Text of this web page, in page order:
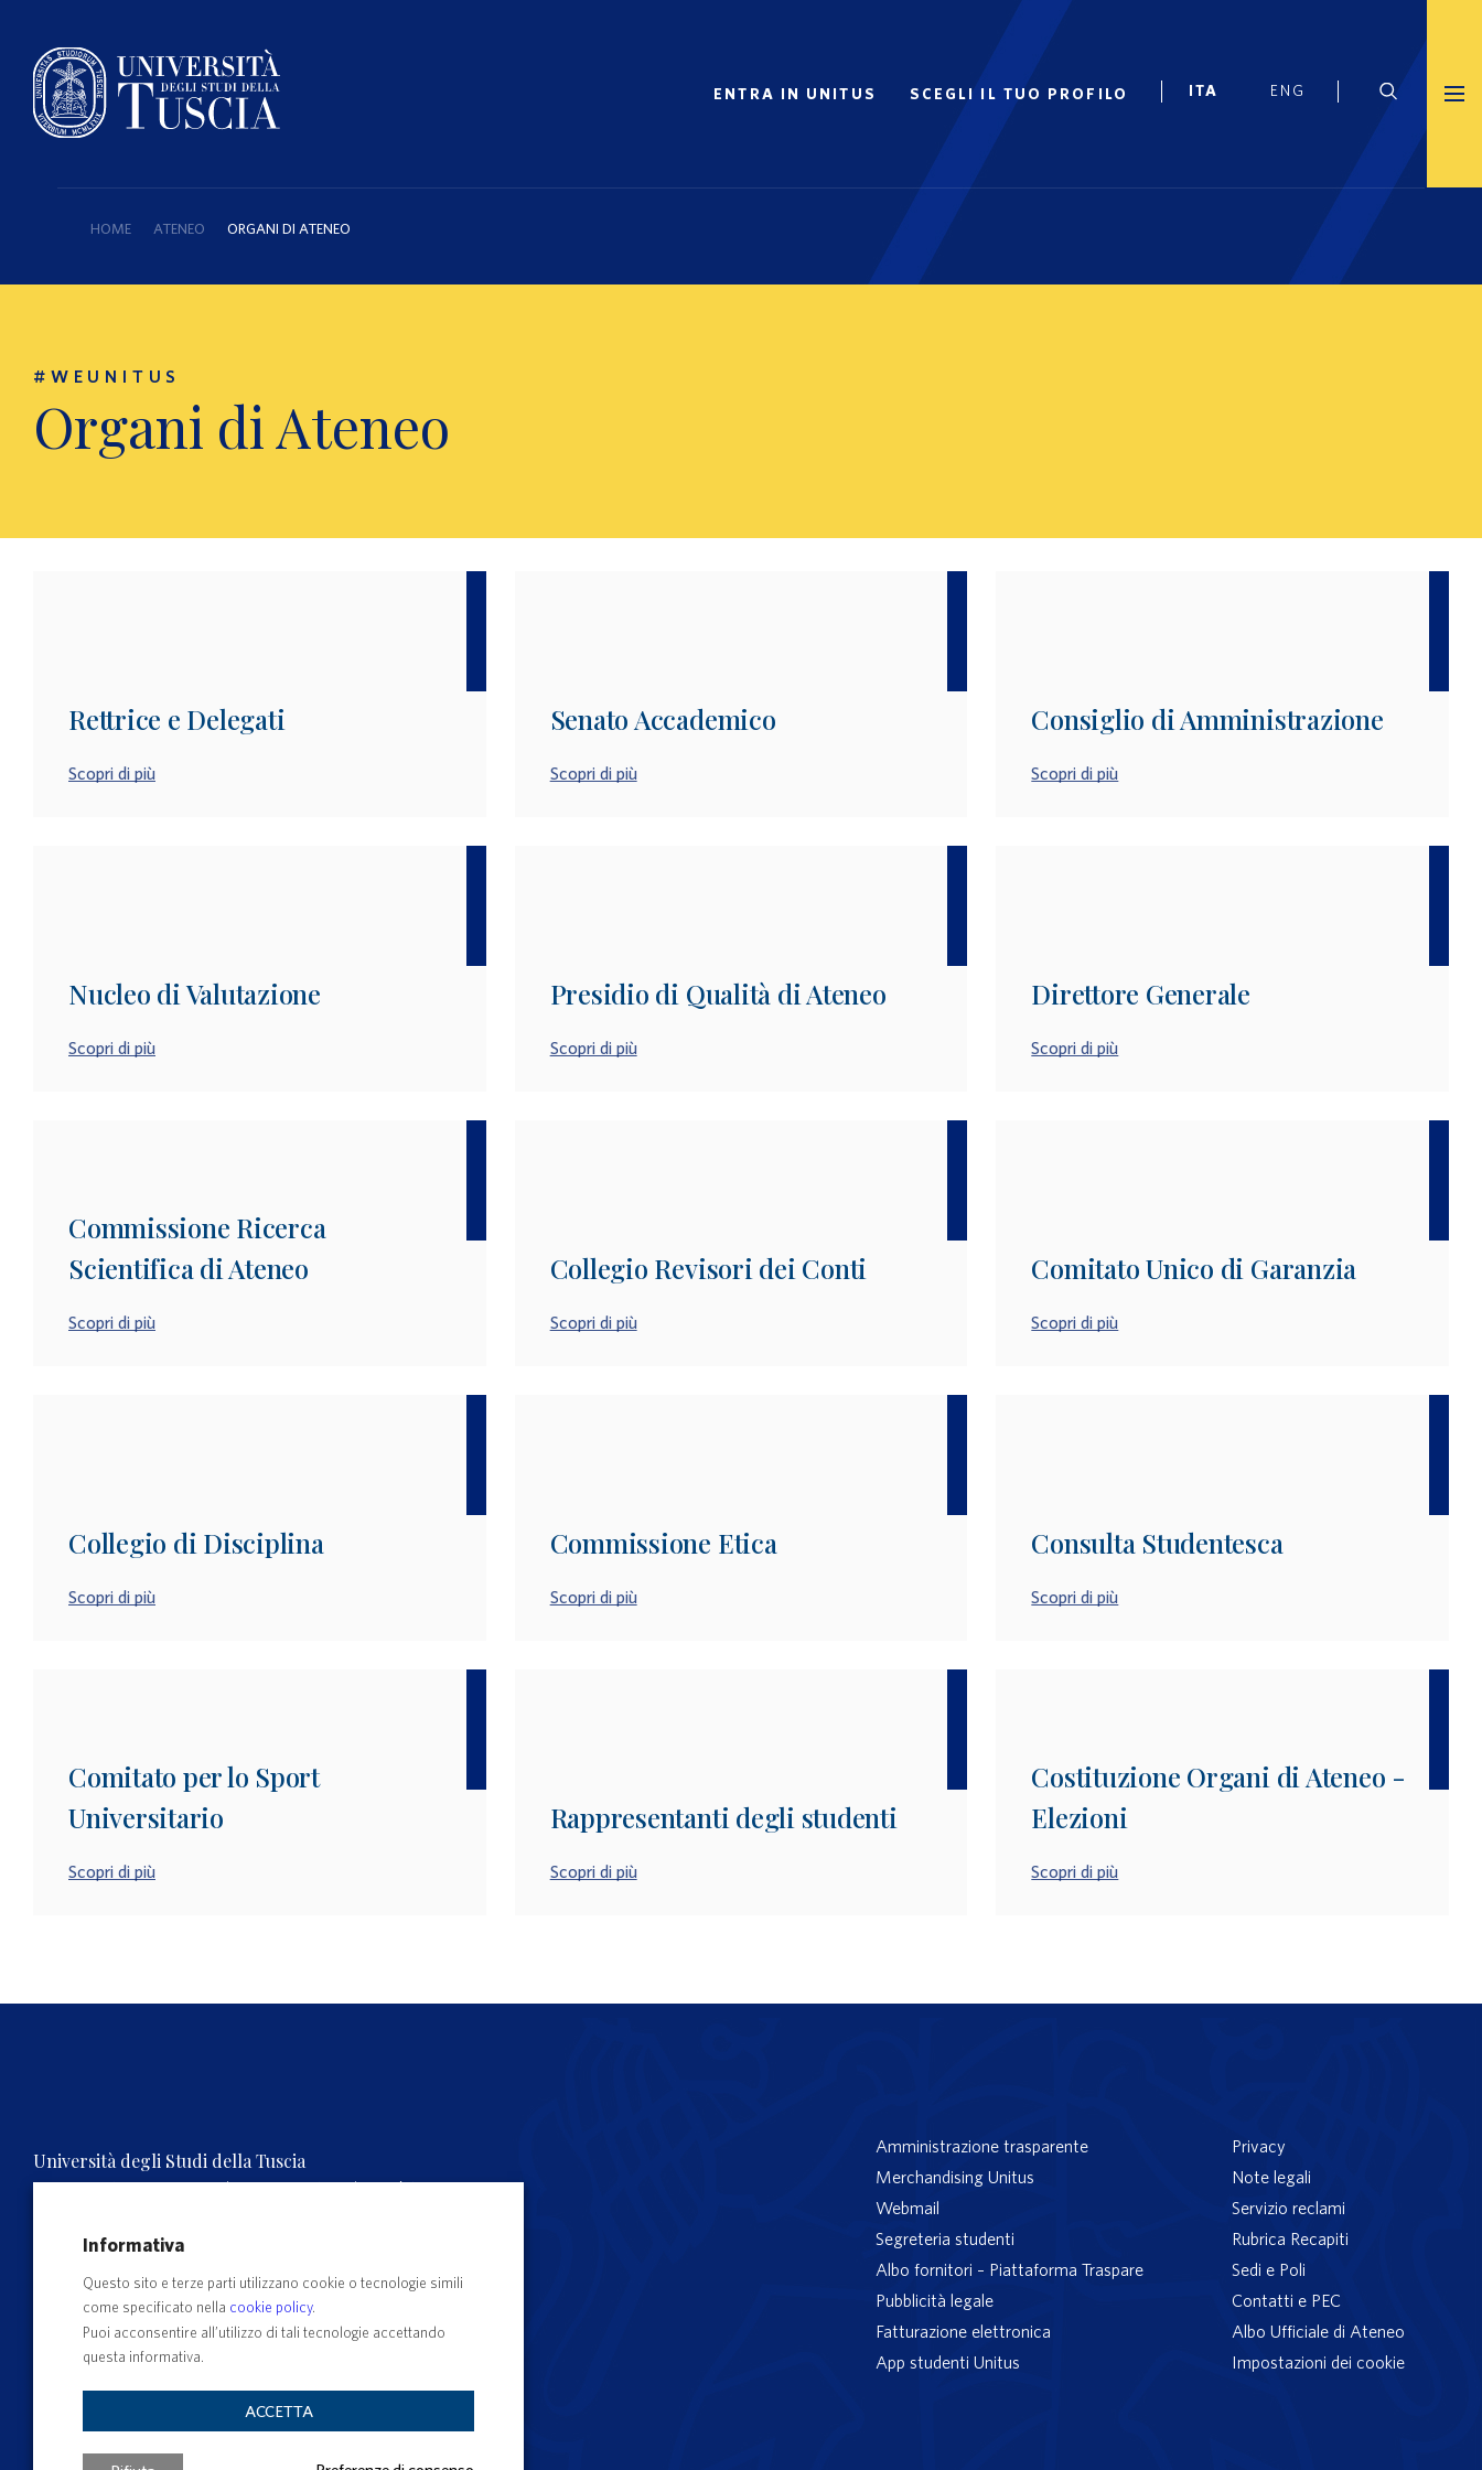
ENTRA IN UNITUS SCEGLI IL TUO PROFILO
HOME ATENEO ORGANI DI ATENEO
#WEUNITUS
Organi di Ateneo
Rettrice e Delegati
Scopri di più
Senato Accademico
Scopri di più
Consiglio di Amministrazione
Scopri di più
Nucleo di Valutazione
Scopri di più
Presidio di Qualità di Ateneo
Scopri di più
Direttore Generale
Scopri di più
Commissione Ricerca
Scientifica di Ateneo
Scopri di più
Collegio Revisori dei Conti
Scopri di più
Comitato Unico di Garanzia
Scopri di più
Collegio di Disciplina
Scopri di più
Commissione Etica
Scopri di più
Consulta Studentesca
Scopri di più
Comitato per lo Sport
Universitario
Scopri di più
Rappresentanti degli studenti
Scopri di più
Costituzione Organi di Ateneo -
Elezioni
Scopri di più
Università degli Studi della Tuscia
Rettorato, Via S.M. in Gradi n.4, 01100 Viterbo, ITALY.
C.F. 80029030568 – P.IVA 00575560560
Amministrazione trasparente
Merchandising Unitus
Webmail
Segreteria studenti
Albo fornitori – Piattaforma Traspare
Pubblicità legale
Fatturazione elettronica
App studenti Unitus
Privacy
Note legali
Servizio reclami
Rubrica Recapiti
Sedi e Poli
Contatti e PEC
Albo Ufficiale di Ateneo
Impostazioni dei cookie
Informativa
Questo sito e terze parti utilizzano cookie o tecnologie simili
come specificato nella cookie policy.
Puoi acconsentire all’utilizzo di tali tecnologie accettando
questa informativa.
ACCETTA